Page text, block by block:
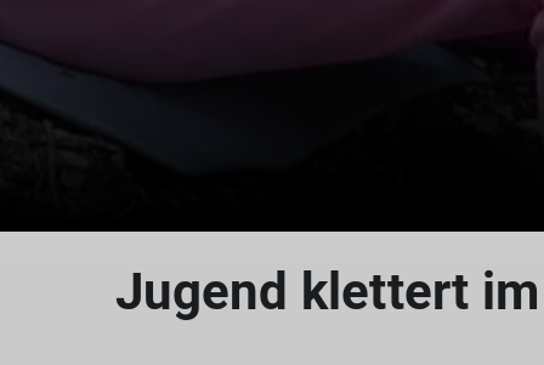
Jugend klettert